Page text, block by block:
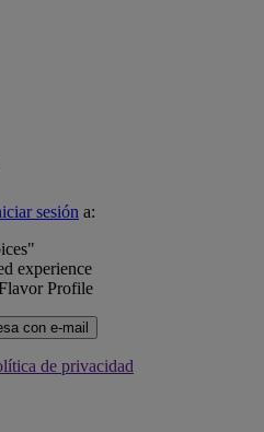
sesión a:
experience
Profile
con e-mail
de privacidad